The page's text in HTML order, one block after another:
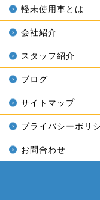
軽未使用車とは
会社紹介
スタッフ紹介
ブログ
サイトマップ
プライバシーポリ
お問合わせ